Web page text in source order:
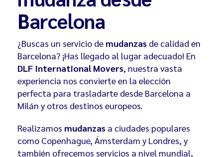
Barcelona
¿Buscas un servicio de mudanzas de calidad en
Barcelona? ¡Has llegado al lugar adecuado! En
DLF International Movers, nuestra vasta
experiencia nos convierte en la elección
perfecta para trasladarte desde Barcelona a
Milán y otros destinos europeos.
Realizamos mudanzas a ciudades populares
como Copenhague, Ámsterdam y Londres, y
también ofrecemos servicios a nivel mundial,